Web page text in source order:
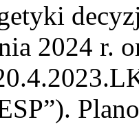
2024 r.